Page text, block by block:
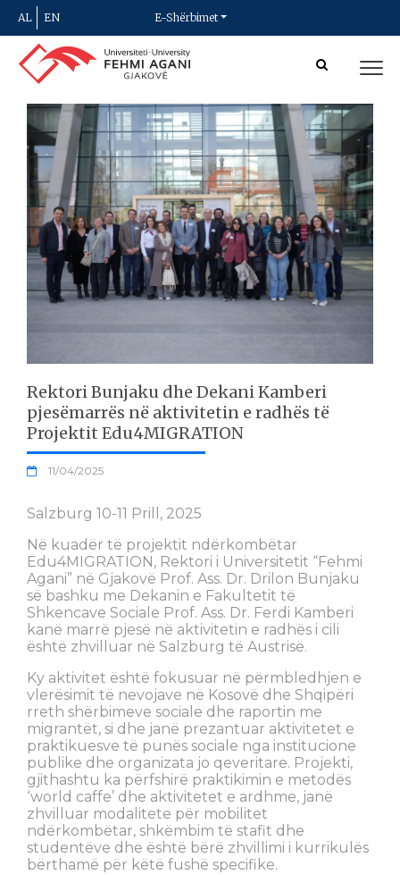
AL EN E-Shërbimet
Rektori Bunjaku dhe Dekani Kamberi
pjesëmarrës në aktivitetin e radhës të
Projektit Edu4MIGRATION
11/04/2025
Salzburg 10-11 Prill, 2025
Në kuadër të projektit ndërkombëtar
Edu4MIGRATION, Rektori i Universitetit “Fehmi
Agani” në Gjakovë Prof. Ass. Dr. Drilon Bunjaku
së bashku me Dekanin e Fakultetit të
Shkencave Sociale Prof. Ass. Dr. Ferdi Kamberi
kanë marrë pjesë në aktivitetin e radhës i cili
është zhvilluar në Salzburg të Austrisë.
Ky aktivitet është fokusuar në përmbledhjen e
vlerësimit të nevojave në Kosovë dhe Shqipëri
rreth shërbimeve sociale dhe raportin me
migrantët, si dhe janë prezantuar aktivitetet e
praktikuesve të punës sociale nga institucione
publike dhe organizata jo qeveritare. Projekti,
gjithashtu ka përfshirë praktikimin e metodës
‘world caffe’ dhe aktivitetet e ardhme, janë
zhvilluar modalitete për mobilitet
ndërkombëtar, shkëmbim të stafit dhe
studentëve dhe është bërë zhvillimi i kurrikulës
bërthamë për këtë fushë specifike.